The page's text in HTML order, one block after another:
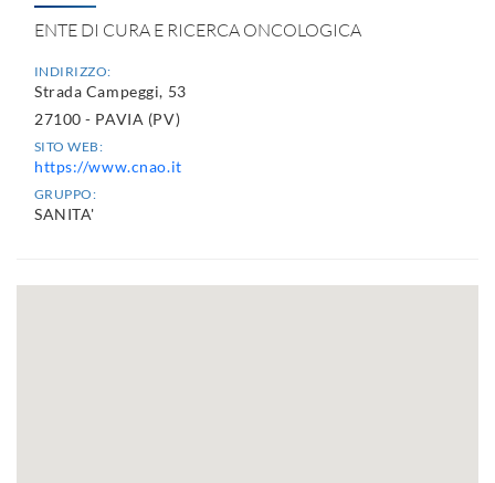
ENTE DI CURA E RICERCA ONCOLOGICA
INDIRIZZO:
Strada Campeggi, 53
27100 - PAVIA (PV)
SITO WEB:
https://www.cnao.it
GRUPPO:
SANITA'